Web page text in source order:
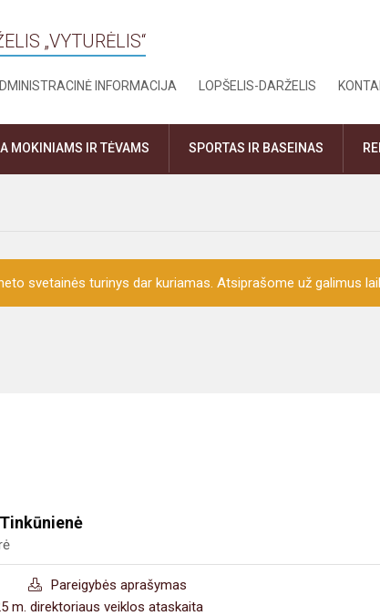
„VYTURĖLIS“
INFORMACIJA LOPŠELIS-DARŽELIS
MOKINIAMS IR TĖVAMS SPORTAS IR BASEINAS
svetainės turinys dar kuriamas. Atsiprašome už galimus
Pareigybės aprašymas
m. direktoriaus veiklos ataskaita